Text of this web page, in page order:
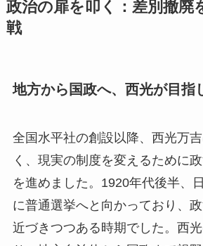
政治の扉を叩く：差別撤廃
戦
地方から国政へ、西光が目指
全国水平社の創設以降、西光万
く、現実の制度を変えるために
を進めました。1920年代後半、
に普通選挙へと向かっており、
近づきつつある時期でした。西